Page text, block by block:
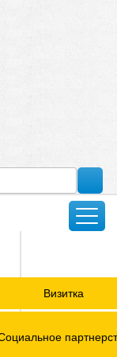
Визитка
года